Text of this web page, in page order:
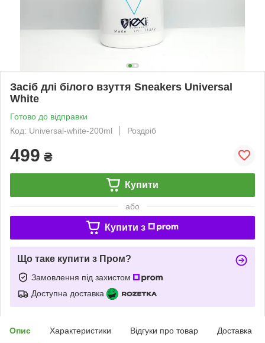
Засіб длі білого взуття Sneakers Universal
White
Готово до відправки
Код: Universal-white-200ml
Роздріб
499 ₴
Купити
або
Купити з
Що таке купити з Пром?
Замовлення під захистом
Доступна доставка
Опис Характеристики Відгуки про товар Доставка